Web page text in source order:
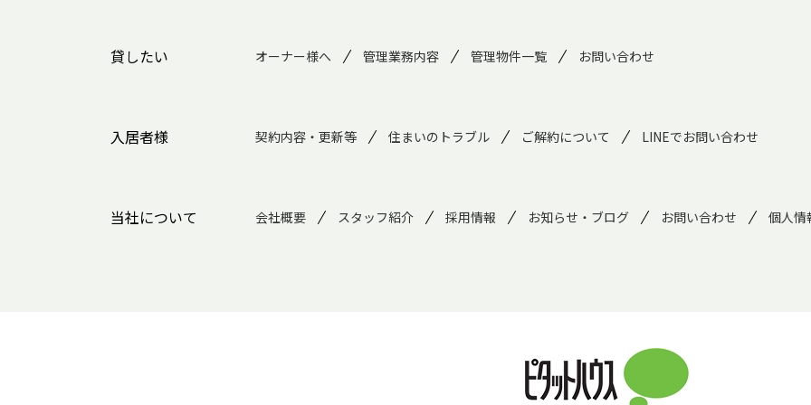
貸したい オーナー様へ 管理業務内容 管理物件一覧 お問い合わせ
入居者様 契約内容・更新等 住まいのトラブル ご解約について LINEでお問い合わせ
当社について 会社概要 スタッフ紹介 採用情報 お知らせ・ブログ お問い合わせ 個人情